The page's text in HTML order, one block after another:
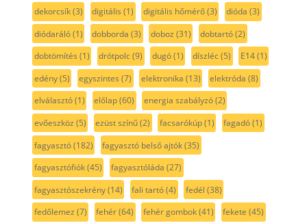
dekorcsík(3) digitális (1) digitális hőmérő(3) dióda (3)
diódaráló(1) dobborda (3) doboz (31) dobtartó(2)
dobtömítés (1) drótpolc(9) dugó(1) díszléc(5) E14(1)
edény(5) egyszintes (7) elektronika (13) elektróda (8)
elválasztó(1) előlap(60) energia szabályzó(2)
evőeszköz (5) ezüst színű(2) facsarókúp(1) fagadó(1)
fagyasztó(182) fagyasztó belső ajtók(35)
fagyasztófiók(45) fagyasztóláda (27)
fagyasztószekrény(14) fali tartó(4) fedél (38)
fedőlemez (7) fehér(64) fehér gombok(41) fekete (45)